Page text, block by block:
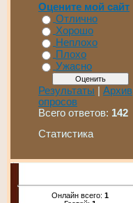
Оцените мой сайт
Отлично
Хорошо
Неплохо
Плохо
Ужасно
Результаты | Архив
опросов
Всего ответов: 142
Статистика
Онлайн всего: 1